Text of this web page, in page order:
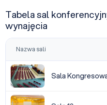
Tabela sal
wynajęcia
Nazwa sali
Sala Kongresowa
Sala
Sala 12